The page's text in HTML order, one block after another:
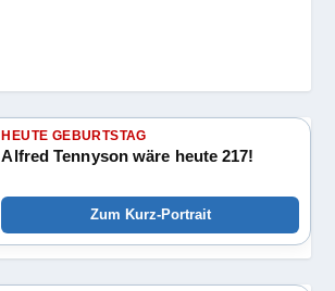
HEUTE GEBURTSTAG
Alfred Tennyson wäre heute 217!
Zum Kurz-Portrait